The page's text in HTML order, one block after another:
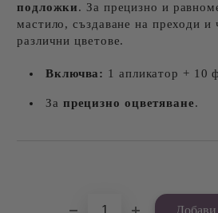
подложки. За прецизно и
мастило, създаване на преходи и
различни цветове.
Включва: 1 апликатор + 10
За прецизно оцветяване.